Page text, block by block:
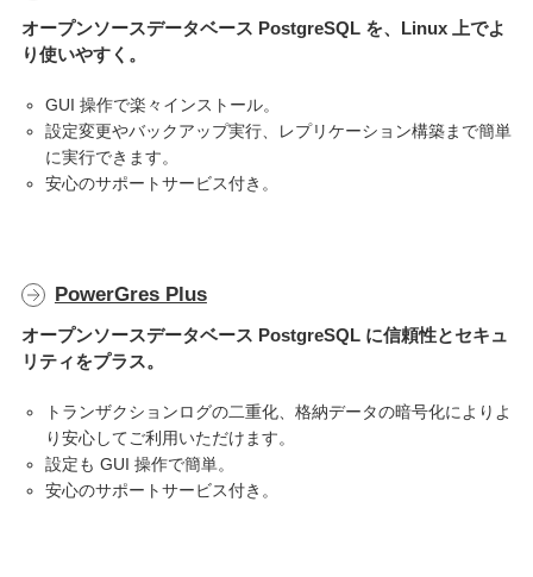
オープンソースデータベース PostgreSQL を、Linux 上でよ
り使いやすく。
GUI 操作で楽々インストール。
設定変更やバックアップ実行、レプリケーション構築まで簡単
に実行できます。
安心のサポートサービス付き。
PowerGres Plus
オープンソースデータベース PostgreSQL に信頼性とセキュ
リティをプラス。
トランザクションログの二重化、格納データの暗号化によりよ
り安心してご利用いただけます。
設定も GUI 操作で簡単。
安心のサポートサービス付き。